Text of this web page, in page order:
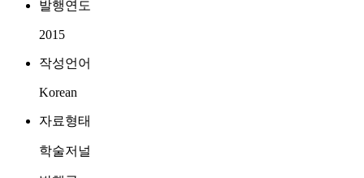
발행연도
2015
작성언어
Korean
자료형태
학술저널